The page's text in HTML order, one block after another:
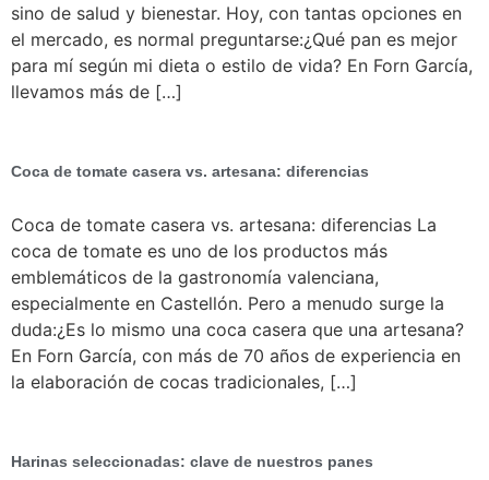
sino de salud y bienestar. Hoy, con tantas opciones en
el mercado, es normal preguntarse:¿Qué pan es mejor
para mí según mi dieta o estilo de vida? En Forn García,
llevamos más de […]
Coca de tomate casera vs. artesana: diferencias
Coca de tomate casera vs. artesana: diferencias La
coca de tomate es uno de los productos más
emblemáticos de la gastronomía valenciana,
especialmente en Castellón. Pero a menudo surge la
duda:¿Es lo mismo una coca casera que una artesana?
En Forn García, con más de 70 años de experiencia en
la elaboración de cocas tradicionales, […]
Harinas seleccionadas: clave de nuestros panes